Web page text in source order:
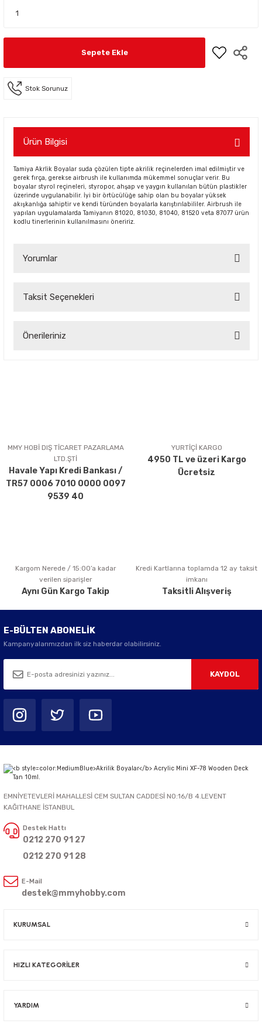
Sepete Ekle
Stok Sorunuz
Ürün Bilgisi
Tamiya Akrlik Boyalar suda çözülen tipte akrilik reçinelerden imal edilmiştir ve
gerek fırça, gerekse airbrush ile kullanımda mükemmel sonuçlar verir. Bu
boyalar styrol reçineleri, styropor, ahşap ve yaygın kullanılan bütün plastikler
üzerinde uygulanabilir. İyi bir örtücülüğe sahip olan bu boyalar yüksek
akışkanlığa sahiptir ve kendi türünden boyalarla karıştırılabililer. Airbrush ile
yapılan uygulamalarda Tamiyanın 81020, 81030, 81040, 81520 veta 87077 ürün
kodlu tinerlerinin kullanılmasını öneririz.
Yorumlar
Taksit Seçenekleri
Önerileriniz
Ürün açıklamasında eksik bilgiler bulunuyor.
Ürün bilgilerinde hatalar bulunuyor.
Ürün fiyatı diğer sitelerden daha pahalı.
Bu ürüne benzer farklı alternatifler olmalı.
Gönder
MMY HOBİ DIŞ TİCARET PAZARLAMA
LTD.ŞTİ
Havale Yapı Kredi Bankası /
TR57 0006 7010 0000 0097
9539 40
YURTİÇİ KARGO
4950 TL ve üzeri Kargo
Ücretsiz
Kargom Nerede / 15:00’a kadar
verilen siparişler
Aynı Gün Kargo Takip
Kredi Kartlarına toplamda 12 ay taksit
imkanı
Taksitli Alışveriş
E-BÜLTEN ABONELİK
Kampanyalarımızdan ilk siz haberdar olabilirsiniz.
KAYDOL
EMNİYETEVLERİ MAHALLESİ CEM SULTAN CADDESİ NO:16/B 4.LEVENT
KAĞITHANE İSTANBUL
Destek Hattı
0212 270 91 27
0212 270 91 28
E-Mail
destek@mmyhobby.com
KURUMSAL
HIZLI KATEGORİLER
YARDIM